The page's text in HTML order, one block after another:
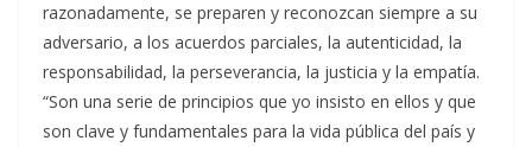
razonadamente, se preparen y reconozcan siempre a su
adversario, a los acuerdos parciales, la autenticidad, la
responsabilidad, la perseverancia, la justicia y la empatía.
“Son una serie de principios que yo insisto en ellos y que
son clave y fundamentales para la vida pública del país y